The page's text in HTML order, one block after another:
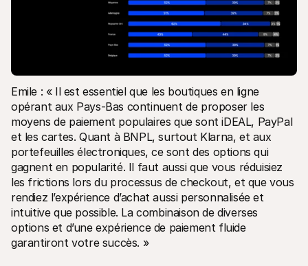
Emile : « Il est essentiel que les boutiques en ligne
opérant aux Pays-Bas continuent de proposer les
moyens de paiement populaires que sont iDEAL, PayPal
et les cartes. Quant à BNPL, surtout Klarna, et aux
portefeuilles électroniques, ce sont des options qui
gagnent en popularité. Il faut aussi que vous réduisiez
les frictions lors du processus de checkout, et que vous
rendiez l’expérience d’achat aussi personnalisée et
intuitive que possible. La combinaison de diverses
options et d’une expérience de paiement fluide
garantiront votre succès. »